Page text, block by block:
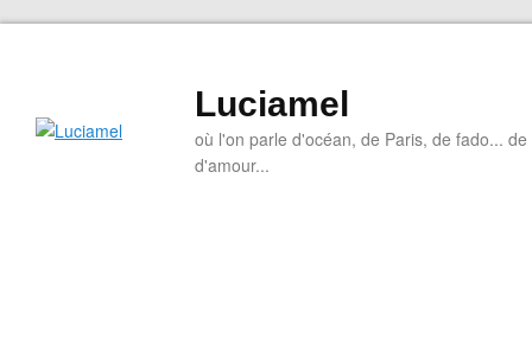
Luciamel
où l'on parle d'océan, de Paris, de fado...
d'amour...